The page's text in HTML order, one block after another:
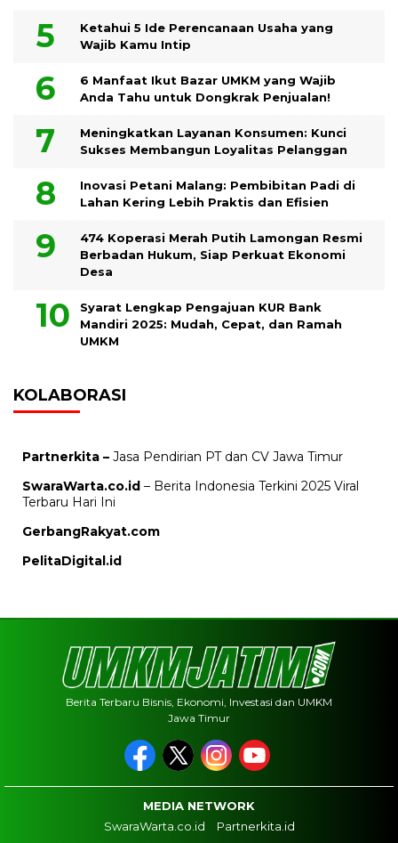
Ketahui 5 Ide Perencanaan Usaha yang
Wajib Kamu Intip
6 Manfaat Ikut Bazar UMKM yang Wajib
Anda Tahu untuk Dongkrak Penjualan!
Meningkatkan Layanan Konsumen: Kunci
Sukses Membangun Loyalitas Pelanggan
Inovasi Petani Malang: Pembibitan Padi di
Lahan Kering Lebih Praktis dan Efisien
474 Koperasi Merah Putih Lamongan Resmi
Berbadan Hukum, Siap Perkuat Ekonomi
Desa
Syarat Lengkap Pengajuan KUR Bank
Mandiri 2025: Mudah, Cepat, dan Ramah
UMKM
KOLABORASI
Partnerkita – Jasa Pendirian PT dan CV Jawa Timur
SwaraWarta.co.id – Berita Indonesia Terkini 2025 Viral
Terbaru Hari Ini
GerbangRakyat.com
PelitaDigital.id
Berita Terbaru Bisnis, Ekonomi, Investasi dan UMKM
Jawa Timur
MEDIA NETWORK
SwaraWarta.co.id
Partnerkita.id